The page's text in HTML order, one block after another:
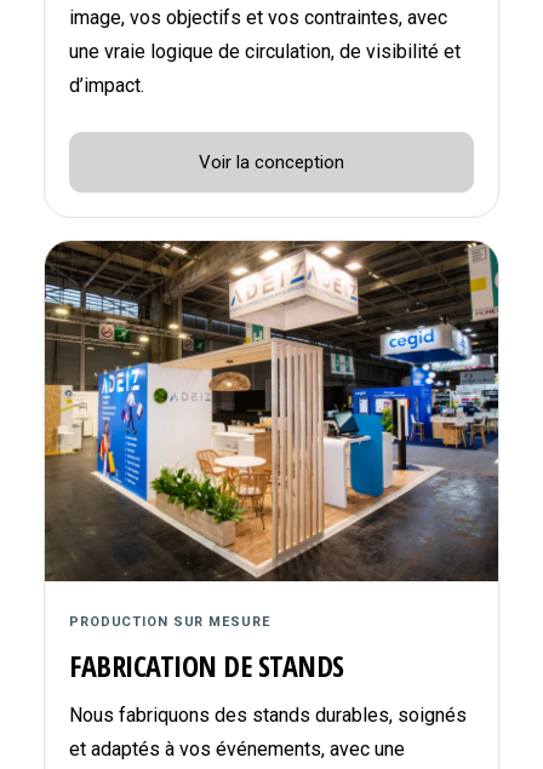
image, vos objectifs et vos contraintes, avec
une vraie logique de circulation, de visibilité et
d’impact.
Voir la conception
PRODUCTION SUR MESURE
FABRICATION DE STANDS
Nous fabriquons des stands durables, soignés
et adaptés à vos événements, avec une